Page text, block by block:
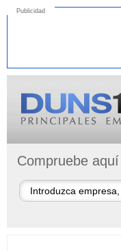
Publicidad
Compruebe